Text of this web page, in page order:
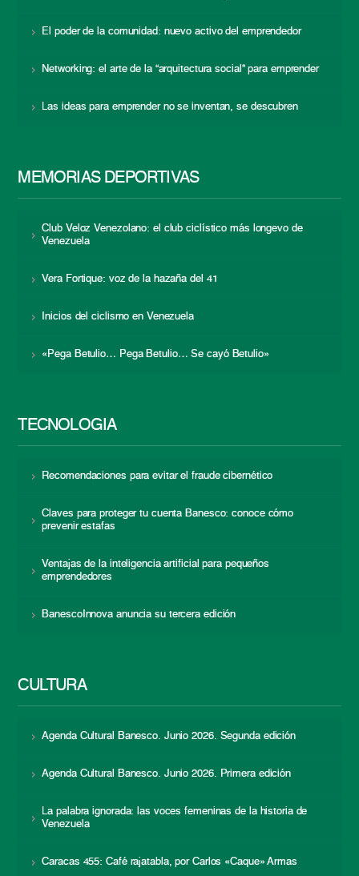
El poder de la comunidad: nuevo activo del emprendedor
Networking: el arte de la “arquitectura social” para emprender
Las ideas para emprender no se inventan, se descubren
MEMORIAS DEPORTIVAS
Club Veloz Venezolano: el club ciclístico más longevo de
Venezuela
Vera Fortique: voz de la hazaña del 41
Inicios del ciclismo en Venezuela
«Pega Betulio… Pega Betulio… Se cayó Betulio»
TECNOLOGÍA
Recomendaciones para evitar el fraude cibernético
Claves para proteger tu cuenta Banesco: conoce cómo
prevenir estafas
Ventajas de la inteligencia artificial para pequeños
emprendedores
BanescoInnova anuncia su tercera edición
CULTURA
Agenda Cultural Banesco. Junio 2026. Segunda edición
Agenda Cultural Banesco. Junio 2026. Primera edición
La palabra ignorada: las voces femeninas de la historia de
Venezuela
Caracas 455: Café rajatabla, por Carlos «Caque» Armas